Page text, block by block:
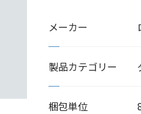
メーカー
製品カテゴリー
梱包単位